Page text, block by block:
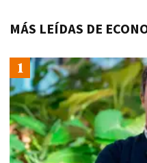
MÁS LEÍDAS DE